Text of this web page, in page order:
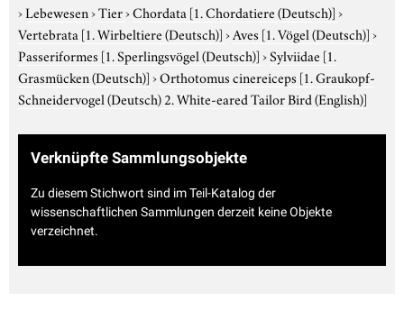
›Lebewesen›Tier›Chordata [1. Chordatiere (Deutsch)]›
Vertebrata [1. Wirbeltiere (Deutsch)]›Aves [1. Vögel (Deutsch)]›
Passeriformes [1. Sperlingsvögel (Deutsch)]›Sylviidae [1.
Grasmücken (Deutsch)]›Orthotomus cinereiceps [1. Graukopf-
Schneidervogel (Deutsch) 2. White-eared Tailor Bird (English)]
Verknüpfte Sammlungsobjekte
Zu diesem Stichwort sind im Teil-Katalog der
wissenschaftlichen Sammlungen derzeit keine Objekte
verzeichnet.